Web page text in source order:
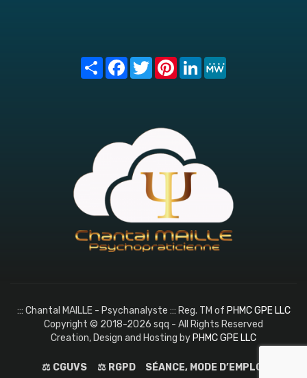
Share FacebookTwitterPinterest
LinkedIn
::: Chantal MAILLE - Psychanalyste ::: Reg. TM of PHMC GPE LLC
Copyright © 2018-2026 sqq - All Rights Reserved
Creation, Design and Hosting by PHMC GPE LLC
⚖️ CGUVS ⚖️ RGPD SÉANCE, MODE D’EMPLOI